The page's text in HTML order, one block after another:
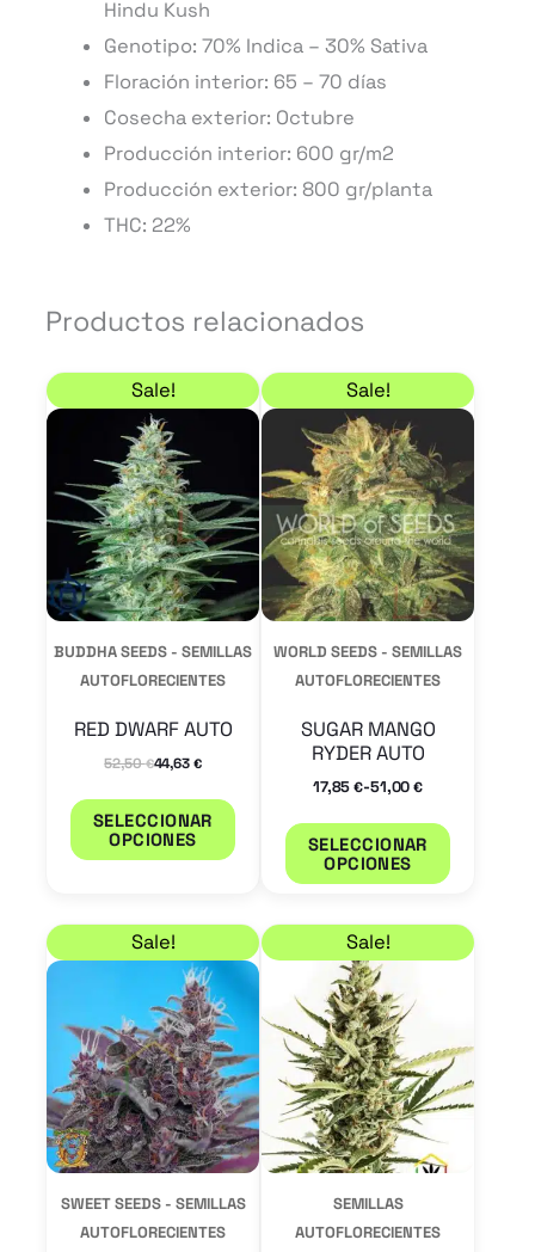
Hindu Kush
Genotipo: 70% Indica – 30% Sativa
Floración interior: 65 – 70 días
Cosecha exterior: Octubre
Producción interior: 600 gr/m2
Producción exterior: 800 gr/planta
THC: 22%
Productos relacionados
Sale!
BUDDHA SEEDS - SEMILLAS
AUTOFLORECIENTES
RED DWARF AUTO
52,50€
El precio original era: 52,50 €.
44,63 €
El precio actual es: 44,63 €.
SELECCIONAR
OPCIONES
Este
producto
múltiples
variantes.
Las
opciones
se
pueden
página
de
producto
Sale!
WORLD SEEDS - SEMILLAS
AUTOFLORECIENTES
SUGAR MANGO
RYDER AUTO
17,85€-51,00€
Rango de precios:
SELECCIONAR
OPCIONES
Este
tiene
Las
se
Sale!
SWEET SEEDS - SEMILLAS
AUTOFLORECIENTES
Rango de precios: desde 23,80 € hasta 39,10 €
Este
producto
tiene
múltiples
variantes.
Las
opciones
se
pueden
Sale!
SEMILLAS
AUTOFLORECIENTES
Rango de precios:
Este
Las